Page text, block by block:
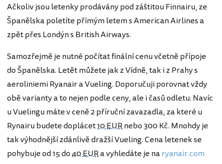
Ačkoliv jsou letenky prodávány pod záštitou Finnairu, ze
Španělska poletíte přímým letem s American Airlines a
zpět přes Londýn s British Airways.
Samozřejmě je nutné počítat finální cenu včetně přípoje
do Španělska. Letět můžete jak z Vídně, tak i z Prahy s
aeroliniemi Ryanair a Vueling. Doporučuji porovnat vždy
obě varianty a to nejen podle ceny, ale i časů odletu. Navíc
u Vuelingu máte v ceně 2 příruční zavazadla, za které u
Rynairu budete doplácet10 EURnebo 300 Kč. Mnohdy je
tak výhodnější zdánlivě dražší Vueling. Cena letenek se
pohybuje od 15 do40 EURa vyhledáte je naryanair.com